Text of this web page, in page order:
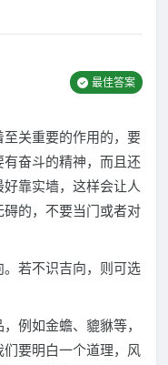
最佳答案
关重要的作用的，要
奋斗的精神，而且还
靠实墙，这样会让人
的，不要当门或者对
若不识吉向，则可选
例如金蟾、貔貅等，
要明白一个道理，风